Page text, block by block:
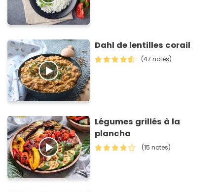
Dahl de lentilles corail
(47 notes)
Légumes grillés à la
plancha
(15 notes)